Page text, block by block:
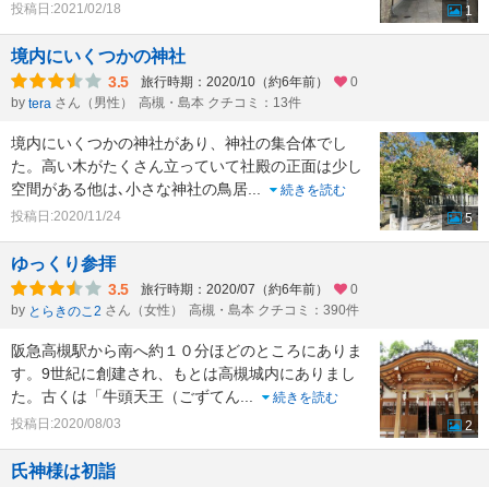
投稿日:2021/02/18
1
境内にいくつかの神社
3.5 旅行時期：2020/10（約6年前）
0
by tera さん（男性） 高槻・島本 クチコミ：13件
境内にいくつかの神社があり、神社の集合体でし
た。高い木がたくさん立っていて社殿の正面は少し
空間がある他は､小さな神社の鳥居
続きを読む
投稿日:2020/11/24
5
ゆっくり参拝
3.5 旅行時期：2020/07（約6年前）
0
by とらきのこ2 さん（女性） 高槻・島本 クチコミ：390件
阪急高槻駅から南へ約１０分ほどのところにありま
す。9世紀に創建され、もとは高槻城内にありまし
た。古くは「牛頭天王（ごずてん
続きを読む
投稿日:2020/08/03
2
氏神様は初詣